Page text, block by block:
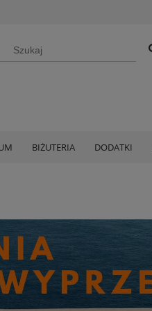
BIŻUTERIA DODATKI